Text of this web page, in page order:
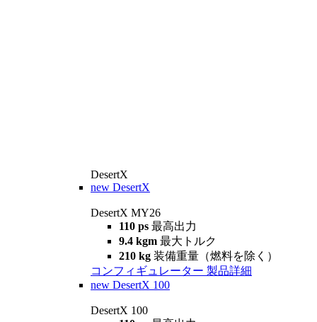
DesertX
new DesertX
DesertX MY26
110 ps 最高出力
9.4 kgm 最大トルク
210 kg 装備重量（燃料を除く）
コンフィギュレーター 製品詳細
new DesertX 100
DesertX 100